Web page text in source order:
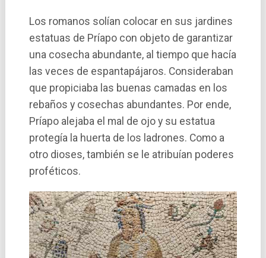
Los romanos solí­an colocar en sus jardines
estatuas de Prí­apo con objeto de garantizar
una cosecha abundante, al tiempo que hací­a
las veces de espantapájaros. Consideraban
que propiciaba las buenas camadas en los
rebaños y cosechas abundantes. Por ende,
Prí­apo alejaba el mal de ojo y su estatua
protegí­a la huerta de los ladrones. Como a
otro dioses, también se le atribuían poderes
proféticos.